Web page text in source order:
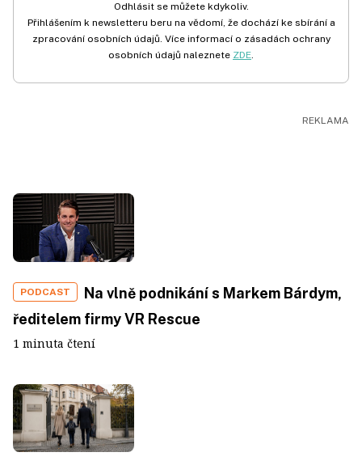
Odhlásit se můžete kdykoliv.
Přihlášením k newsletteru beru na vědomí, že dochází ke sbírání a
zpracování osobních údajů. Více informací o zásadách ochrany
osobních údajů naleznete ZDE.
PODCAST
Na vlně podnikání s Markem Bárdym,
ředitelem firmy VR Rescue
1 minuta čtení